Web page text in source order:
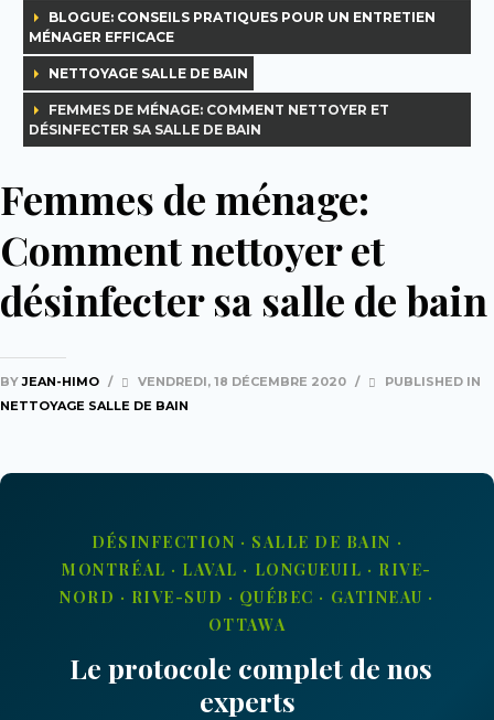
BLOGUE: CONSEILS PRATIQUES POUR UN ENTRETIEN
MÉNAGER EFFICACE
NETTOYAGE SALLE DE BAIN
FEMMES DE MÉNAGE: COMMENT NETTOYER ET
DÉSINFECTER SA SALLE DE BAIN
Femmes de ménage:
Comment nettoyer et
désinfecter sa salle de bain
BYJEAN-HIMO / VENDREDI, 18 DÉCEMBRE 2020 /
PUBLISHED IN
NETTOYAGE SALLE DE BAIN
DÉSINFECTION · SALLE DE BAIN ·
MONTRÉAL · LAVAL · LONGUEUIL · RIVE-
NORD · RIVE-SUD · QUÉBEC · GATINEAU ·
OTTAWA
Le protocole complet de nos
experts